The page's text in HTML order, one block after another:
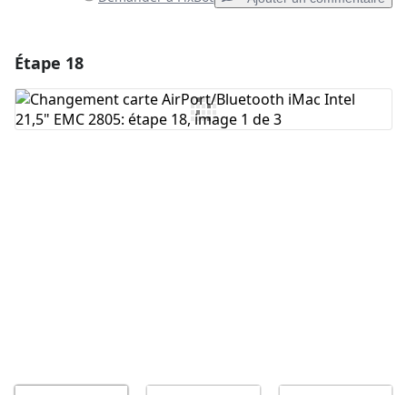
Ajouter un commentaire
Étape 18